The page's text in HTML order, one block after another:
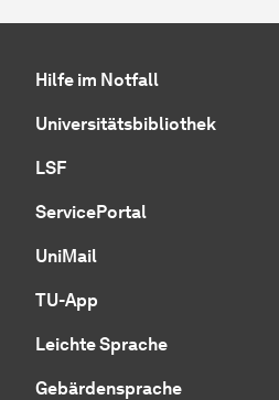
Hilfe im Notfall
Universitätsbibliothek
LSF
ServicePortal
UniMail
TU-App
Leichte Sprache
Gebärdensprache